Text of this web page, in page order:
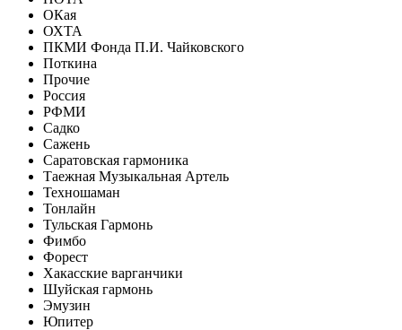
ОКая
ОХТА
ПКМИ Фонда П.И. Чайковского
Поткина
Прочие
Россия
РФМИ
Садко
Сажень
Саратовская гармоника
Таежная Музыкальная Артель
Техношаман
Тонлайн
Тульская Гармонь
Фимбо
Форест
Хакасские варганчики
Шуйская гармонь
Эмузин
Юпитер